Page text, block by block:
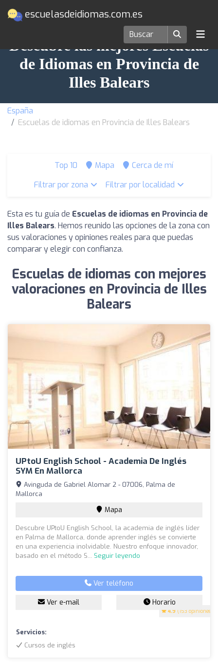
escuelasdeidiomas.com.es
Descubre las mejores Escuelas
de Idiomas en Provincia de
Illes Balears
España
Escuelas de idiomas en Provincia de Illes Balears
Top 10 Mapa
Cerca de mí
Filtrar por zona
Filtrar por localidad
Esta es tu guía de Escuelas de idiomas en Provincia de
Illes Balears. Hemos reunido las opciones de la zona con
sus valoraciones y opiniones reales para que puedas
comparar y elegir con confianza.
Escuelas de idiomas con mejores
valoraciones en Provincia de Illes
Balears
UPtoU English School - Academia De Inglés
SYM En Mallorca
4.9 (153 opiniones)
Avinguda de Gabriel Alomar 2 - 07006, Palma de
Mallorca
Mapa
Descubre UPtoU English School, la academia de inglés líder
en Palma de Mallorca, donde aprender inglés se convierte
en una experiencia inolvidable. Nuestro enfoque innovador,
basado en el método S... Seguir leyendo
Ver teléfono
Ver e-mail Horario
Servicios:
Cursos de inglés